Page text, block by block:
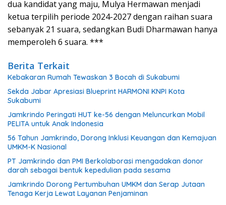
dua kandidat yang maju, Mulya Hermawan menjadi
ketua terpilih periode 2024-2027 dengan raihan suara
sebanyak 21 suara, sedangkan Budi Dharmawan hanya
memperoleh 6 suara. ***
Berita Terkait
Kebakaran Rumah Tewaskan 3 Bocah di Sukabumi
Sekda Jabar Apresiasi Blueprint HARMONI KNPI Kota
Sukabumi
Jamkrindo Peringati HUT ke-56 dengan Meluncurkan Mobil
PELITA untuk Anak Indonesia
56 Tahun Jamkrindo, Dorong Inklusi Keuangan dan Kemajuan
UMKM-K Nasional
PT Jamkrindo dan PMI Berkolaborasi mengadakan donor
darah sebagai bentuk kepedulian pada sesama
Jamkrindo Dorong Pertumbuhan UMKM dan Serap Jutaan
Tenaga Kerja Lewat Layanan Penjaminan